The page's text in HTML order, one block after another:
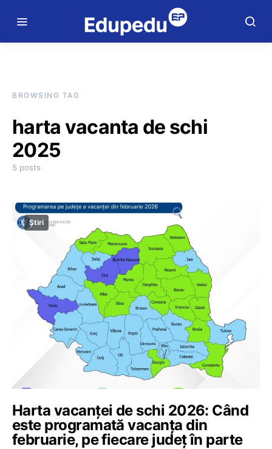
BROWSING TAG
harta vacanta de schi
2025
5 posts
Știri
Harta vacanței de schi 2026: Când
este programată vacanța din
februarie, pe fiecare județ în parte